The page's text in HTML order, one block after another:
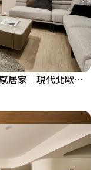
改造大稻埕狹長老屋 西服店老闆的質感居家│現代北歐風│50坪